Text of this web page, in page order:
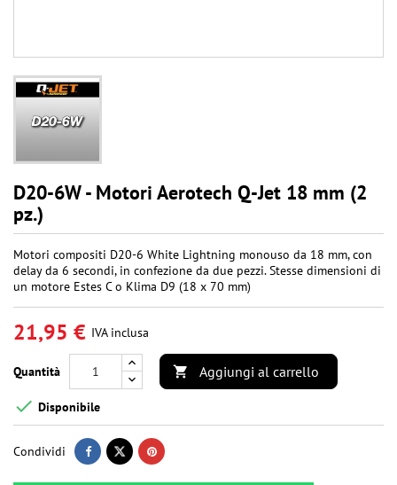
D20-6W - Motori Aerotech Q-Jet 18 mm (2
pz.)
Motori compositi D20-6 White Lightning monouso da 18 mm, con
delay da 6 secondi, in confezione da due pezzi. Stesse dimensioni di
un motore Estes C o Klima D9 (18 x 70 mm)
21,95 € IVA inclusa
Quantità  Aggiungi al carrello
 Disponibile
Condividi